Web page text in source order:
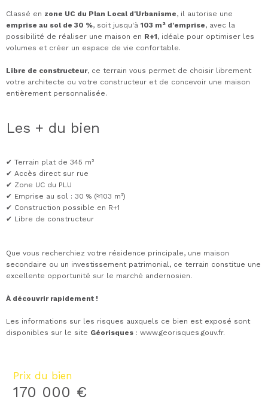
Classé en zone UC du Plan Local d'Urbanisme, il autorise une
emprise au sol de 30 %, soit jusqu'à 103 m² d'emprise, avec la
possibilité de réaliser une maison en R+1, idéale pour optimiser les
volumes et créer un espace de vie confortable.
Libre de constructeur, ce terrain vous permet de choisir librement
votre architecte ou votre constructeur et de concevoir une maison
entièrement personnalisée.
Les + du bien
✔ Terrain plat de 345 m²
✔ Accès direct sur rue
✔ Zone UC du PLU
✔ Emprise au sol : 30 % (≈103 m²)
✔ Construction possible en R+1
✔ Libre de constructeur
Que vous recherchiez votre résidence principale, une maison
secondaire ou un investissement patrimonial, ce terrain constitue une
excellente opportunité sur le marché andernosien.
À découvrir rapidement !
Les informations sur les risques auxquels ce bien est exposé sont
disponibles sur le site Géorisques : www.georisques.gouv.fr.
Prix du bien
170 000 €